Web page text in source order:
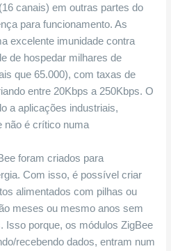
canais) em outras partes do
para funcionamento. As
excelente imunidade contra
de hospedar milhares de
que 65.000), com taxas de
entre 20Kbps a 250Kbps. O
a aplicações industriais,
não é crítico numa
foram criados para
Com isso, é possível criar
alimentados com pilhas ou
meses ou mesmo anos sem
Isso porque, os módulos ZigBee
recebendo dados, entram num